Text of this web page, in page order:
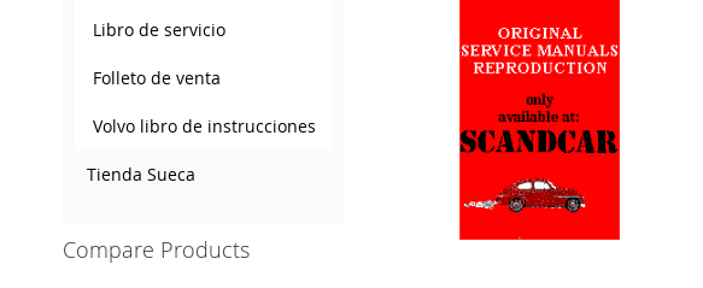
WISH
LIST
TO
COMPARE
WISH
LIST
TO
COMPARE
Libro de servicio
Folleto de venta
Volvo libro de instrucciones
Tienda Sueca
Compare Products